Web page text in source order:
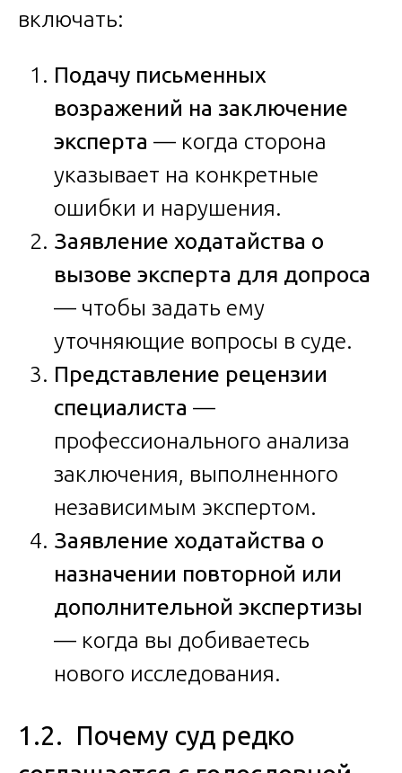
включать:
Подачу письменных
возражений на заключение
эксперта — когда сторона
указывает на конкретные
ошибки и нарушения.
Заявление ходатайства о
вызове эксперта для допроса
— чтобы задать ему
уточняющие вопросы в суде.
Представление рецензии
специалиста —
профессионального анализа
заключения, выполненного
независимым экспертом.
Заявление ходатайства о
назначении повторной или
дополнительной экспертизы
— когда вы добиваетесь
нового исследования.
1.2. Почему суд редко